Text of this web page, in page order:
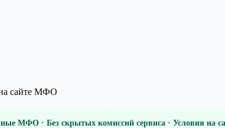
сайте МФО
МФО · Без скрытых комиссий сервиса · Условия на